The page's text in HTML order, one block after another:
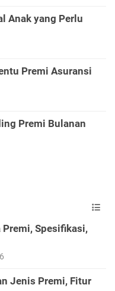
Anak yang Perlu
Premi Asuransi
Premi Bulanan
Spesifikasi,
Jenis Premi, Fitur